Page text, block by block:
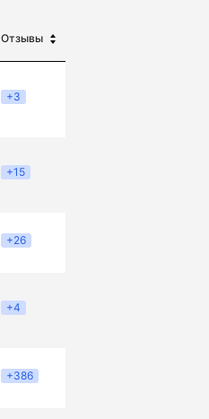
Отзывы
+3
+15
+26
+4
+386